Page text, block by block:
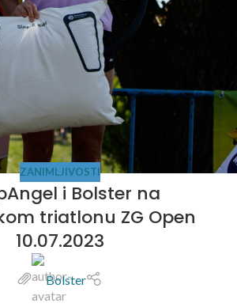
ZANIMLJIVOSTI
i Bolster na
triatlonu ZG Open
10.07.2023
Bolster